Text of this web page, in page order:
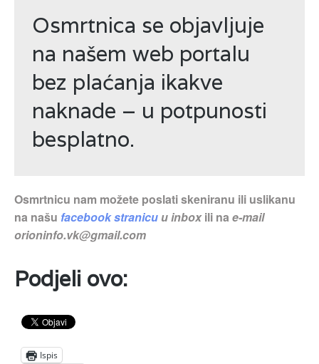
Osmrtnica se objavljuje
na našem web portalu
bez plaćanja ikakve
naknade – u potpunosti
besplatno.
Osmrtnicu nam možete poslati skeniranu ili uslikanu
na našu facebook stranicu u inboxili nae-mail
orioninfo.vk@gmail.com
Podjeli ovo:
Ispis